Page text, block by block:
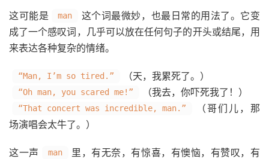
这可能是 man
这个词最微妙，也最日常的用法了。它变
成了一个感叹词，几乎可以放在任何句子的开头或结尾，用
来表达各种复杂的情绪。
“Man, I’m so tired.” （天，我累死了。）
“Oh man, you scared me!” （我去，你吓死我了！）
“That concert was incredible, man.”
（哥们儿，那
场演唱会太牛了。）
这一声 man
里，有无奈，有惊喜，有懊恼，有赞叹，有